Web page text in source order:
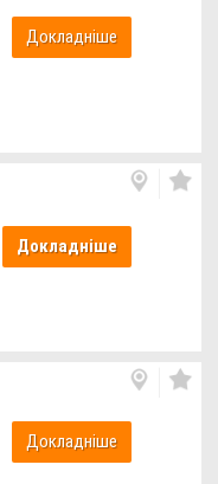
Докладніше
Докладніше
Докладніше